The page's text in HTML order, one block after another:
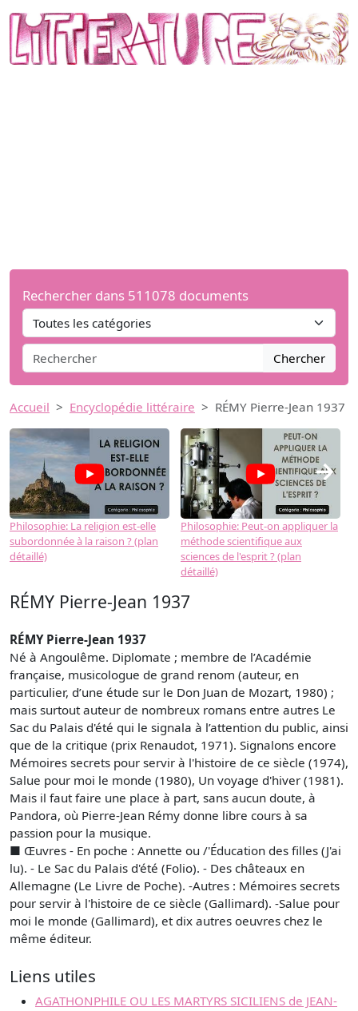
Rechercher dans 511078 documents
Chercher
Accueil Encyclopédie littéraire RÉMY Pierre-Jean 1937
Philosophie: La religion est-elle
subordonnée à la raison ? (plan
détaillé)
Philosophie: Peut-on appliquer la
méthode scientifique aux
sciences de l'esprit ? (plan
détaillé)
→
RÉMY Pierre-Jean 1937
RÉMY Pierre-Jean 1937
Né à Angoulême. Diplomate ; membre de l’Académie
française, musicologue de grand renom (auteur, en
particulier, d’une étude sur le Don Juan de Mozart, 1980) ;
mais surtout auteur de nombreux romans entre autres Le
Sac du Palais d'été qui le signala à l’attention du public, ainsi
que de la critique (prix Renaudot, 1971). Signalons encore
Mémoires secrets pour servir à l'histoire de ce siècle (1974),
Salue pour moi le monde (1980), Un voyage d'hiver (1981).
Mais il faut faire une place à part, sans aucun doute, à
Pandora, où Pierre-Jean Rémy donne libre cours à sa
passion pour la musique.
■ Œuvres - En poche : Annette ou /'Éducation des filles (J'ai
lu). - Le Sac du Palais d'été (Folio). - Des châteaux en
Allemagne (Le Livre de Poche). -Autres : Mémoires secrets
pour servir à l'histoire de ce siècle (Gallimard). -Salue pour
moi le monde (Gallimard), et dix autres oeuvres chez le
même éditeur.
Liens utiles
AGATHONPHILE OU LES MARTYRS SICILIENS de JEAN-